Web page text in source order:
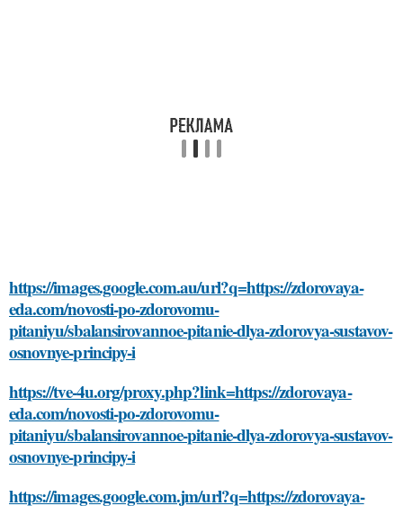
https://images.google.com.au/url?q=https://zdorovaya-
eda.com/novosti-po-zdorovomu-
pitaniyu/sbalansirovannoe-pitanie-dlya-zdorovya-sustavov-
osnovnye-principy-i
https://tve-4u.org/proxy.php?link=https://zdorovaya-
eda.com/novosti-po-zdorovomu-
pitaniyu/sbalansirovannoe-pitanie-dlya-zdorovya-sustavov-
osnovnye-principy-i
https://images.google.com.jm/url?q=https://zdorovaya-